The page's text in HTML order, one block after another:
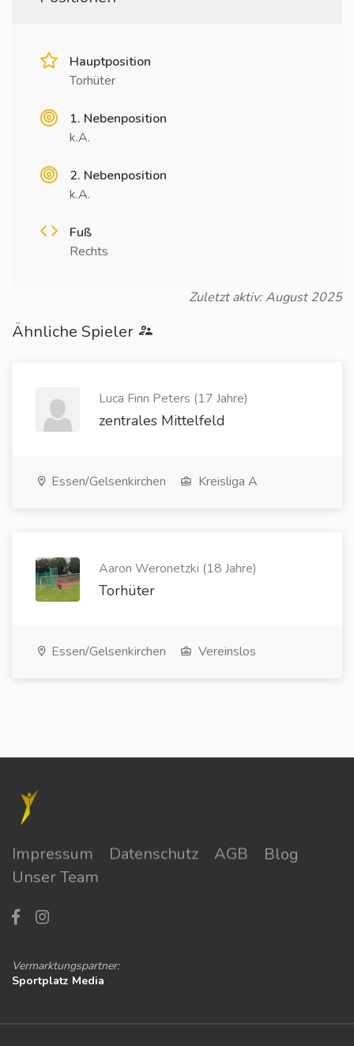
Hauptposition
Torhüter
1. Nebenposition
k.A.
2. Nebenposition
k.A.
Fuß
Rechts
Zuletzt aktiv: August 2025
Ähnliche Spieler
Luca Finn Peters (17 Jahre)
zentrales Mittelfeld
Essen/Gelsenkirchen Kreisliga A
Aaron Weronetzki (18 Jahre)
Torhüter
Essen/Gelsenkirchen Vereinslos
Impressum Datenschutz AGB
Blog
Unser Team
Vermarktungspartner:
Sportplatz Media